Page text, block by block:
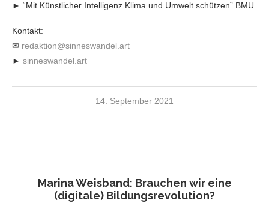
► “Mit Künstlicher Intelligenz Klima und Umwelt schützen” BMU.
Kontakt:
✉ redaktion@sinneswandel.art
► sinneswandel.art
14. September 2021
Marina Weisband: Brauchen wir eine
(digitale) Bildungsrevolution?